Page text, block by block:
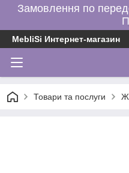
Замовлення по
MebliSi Интернет-магазин
Товари та послуги